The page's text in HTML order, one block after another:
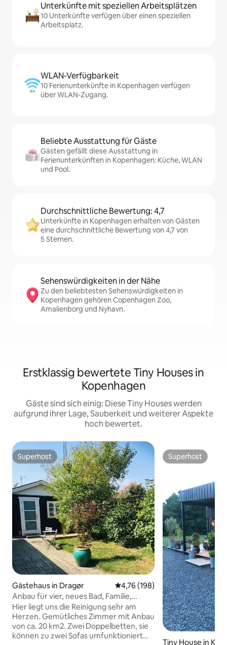
Unterkünfte mit speziellen Arbeitsplätzen
10 Unterkünfte verfügen über einen speziellen
Arbeitsplatz.
WLAN-Verfügbarkeit
10 Ferienunterkünfte in Kopenhagen verfügen
über WLAN-Zugang.
Beliebte Ausstattung für Gäste
Gästen gefällt diese Ausstattung in
Ferienunterkünften in Kopenhagen: Küche, WLAN
und Pool.
Durchschnittliche Bewertung: 4,7
Unterkünfte in Kopenhagen erhalten von Gästen
eine durchschnittliche Bewertung von 4,7 von
5 Sternen.
Sehenswürdigkeiten in der Nähe
Zu den beliebtesten Sehenswürdigkeiten in
Kopenhagen gehören Copenhagen Zoo,
Amalienborg und Nyhavn.
Erstklassig bewertete Tiny Houses in
Kopenhagen
Gäste sind sich einig: Diese Tiny Houses werden
aufgrund ihrer Lage, Sauberkeit und weiterer Aspekte
hoch bewertet.
Superhost
Superhost
Gästehaus in Dragør Durchschnittliche Bewertung:
4,76 (198)
Anbau für vier, neues Bad, Familie,
Natur, Strand.
Hier liegt uns die Reinigung sehr am
Herzen. Gemütliches Zimmer mit Anbau
von ca. 20 km2. Zwei Doppelbetten, sie
können zu zwei Sofas umfunktioniert
Superhost
Superhost
Tiny House in